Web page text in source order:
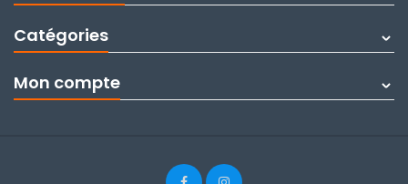
Catégories
Mon compte